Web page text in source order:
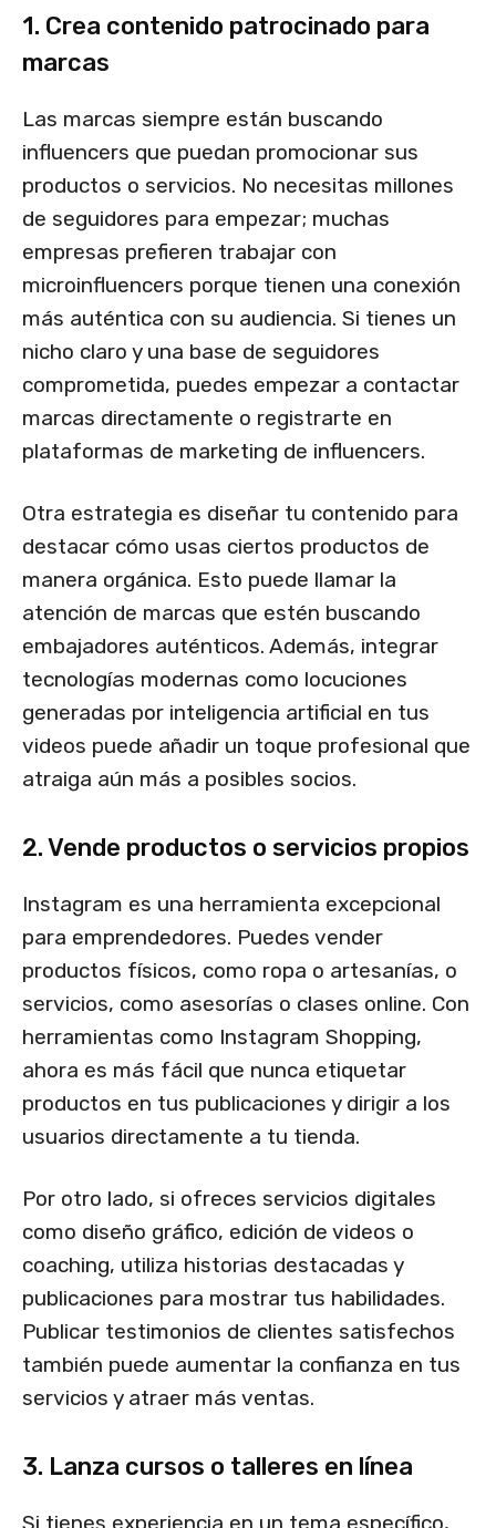
1. Crea contenido patrocinado para
marcas
Las marcas siempre están buscando
influencers que puedan promocionar sus
productos o servicios. No necesitas millones
de seguidores para empezar; muchas
empresas prefieren trabajar con
microinfluencers porque tienen una conexión
más auténtica con su audiencia. Si tienes un
nicho claro y una base de seguidores
comprometida, puedes empezar a contactar
marcas directamente o registrarte en
plataformas de marketing de influencers.
Otra estrategia es diseñar tu contenido para
destacar cómo usas ciertos productos de
manera orgánica. Esto puede llamar la
atención de marcas que estén buscando
embajadores auténticos. Además, integrar
tecnologías modernas como locuciones
generadas por inteligencia artificial en tus
videos puede añadir un toque profesional que
atraiga aún más a posibles socios.
2. Vende productos o servicios propios
Instagram es una herramienta excepcional
para emprendedores. Puedes vender
productos físicos, como ropa o artesanías, o
servicios, como asesorías o clases online. Con
herramientas como Instagram Shopping,
ahora es más fácil que nunca etiquetar
productos en tus publicaciones y dirigir a los
usuarios directamente a tu tienda.
Por otro lado, si ofreces servicios digitales
como diseño gráfico, edición de videos o
coaching, utiliza historias destacadas y
publicaciones para mostrar tus habilidades.
Publicar testimonios de clientes satisfechos
también puede aumentar la confianza en tus
servicios y atraer más ventas.
3. Lanza cursos o talleres en línea